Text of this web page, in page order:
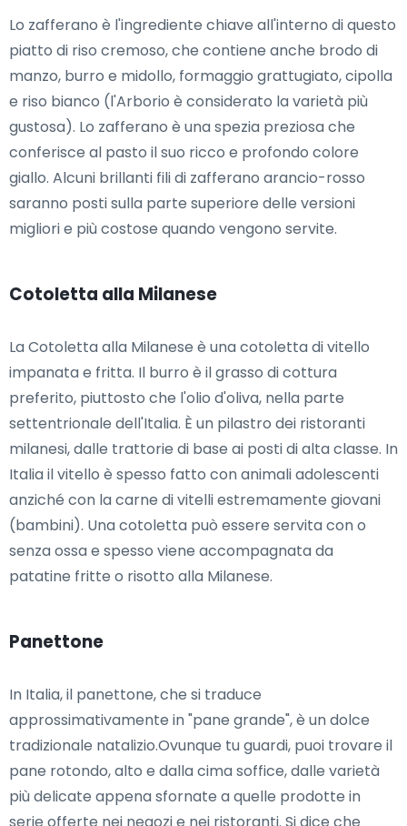
Lo zafferano è l'ingrediente chiave all'interno di questo
piatto di riso cremoso, che contiene anche brodo di
manzo, burro e midollo, formaggio grattugiato, cipolla
e riso bianco (l'Arborio è considerato la varietà più
gustosa). Lo zafferano è una spezia preziosa che
conferisce al pasto il suo ricco e profondo colore
giallo. Alcuni brillanti fili di zafferano arancio-rosso
saranno posti sulla parte superiore delle versioni
migliori e più costose quando vengono servite.
Cotoletta alla Milanese
La Cotoletta alla Milanese è una cotoletta di vitello
impanata e fritta. Il burro è il grasso di cottura
preferito, piuttosto che l'olio d'oliva, nella parte
settentrionale dell'Italia. È un pilastro dei ristoranti
milanesi, dalle trattorie di base ai posti di alta classe. In
Italia il vitello è spesso fatto con animali adolescenti
anziché con la carne di vitelli estremamente giovani
(bambini). Una cotoletta può essere servita con o
senza ossa e spesso viene accompagnata da
patatine fritte o risotto alla Milanese.
Panettone
In Italia, il panettone, che si traduce
approssimativamente in "pane grande", è un dolce
tradizionale natalizio.Ovunque tu guardi, puoi trovare il
pane rotondo, alto e dalla cima soffice, dalle varietà
più delicate appena sfornate a quelle prodotte in